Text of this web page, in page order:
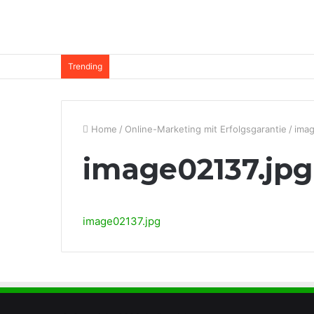
Trending
Home / Online-Marketing mit Erfolgsgarantie /
image02137.jpg
image02137.jpg